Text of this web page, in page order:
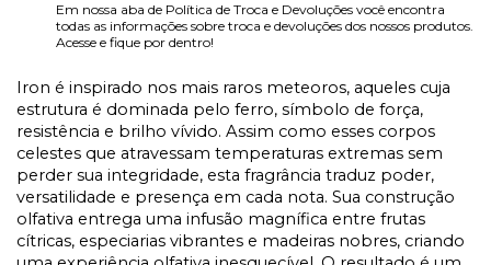
Em nossa aba de Política de Troca e Devoluções você encontra
todas as informações sobre troca e devoluções dos nossos produtos.
Acesse e fique por dentro!
Iron é inspirado nos mais raros meteoros, aqueles cuja
estrutura é dominada pelo ferro, símbolo de força,
resistência e brilho vívido. Assim como esses corpos
celestes que atravessam temperaturas extremas sem
perder sua integridade, esta fragrância traduz poder,
versatilidade e presença em cada nota. Sua construção
olfativa entrega uma infusão magnífica entre frutas
cítricas, especiarias vibrantes e madeiras nobres, criando